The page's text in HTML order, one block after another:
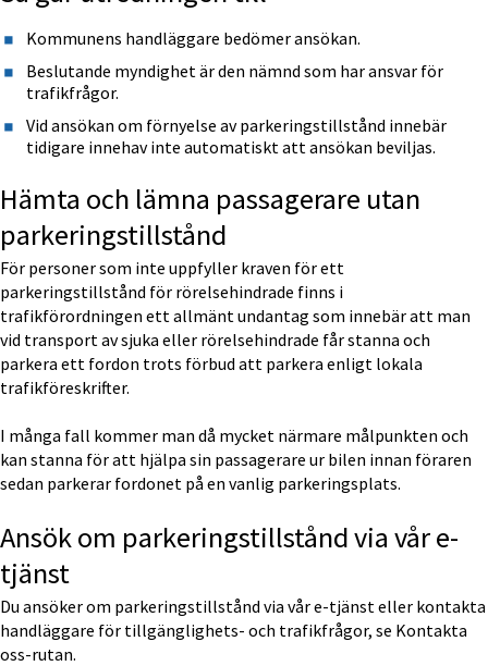
Kommunens handläggare bedömer ansökan.
Beslutande myndighet är den nämnd som har ansvar för
trafikfrågor.
Vid ansökan om förnyelse av parkeringstillstånd innebär
tidigare innehav inte automatiskt att ansökan beviljas.
Hämta och lämna passagerare utan
parkeringstillstånd
För personer som inte uppfyller kraven för ett
parkeringstillstånd för rörelsehindrade finns i
trafikförordningen ett allmänt undantag som innebär att man
vid transport av sjuka eller rörelsehindrade får stanna och
parkera ett fordon trots förbud att parkera enligt lokala
trafikföreskrifter.
I många fall kommer man då mycket närmare målpunkten och
kan stanna för att hjälpa sin passagerare ur bilen innan föraren
sedan parkerar fordonet på en vanlig parkeringsplats.
Ansök om parkeringstillstånd via vår e-
tjänst
Du ansöker om parkeringstillstånd via vår e-tjänst eller kontakta
handläggare för tillgänglighets- och trafikfrågor, se Kontakta
oss-rutan.